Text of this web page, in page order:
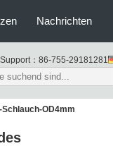
Nachrichten
： 86-755-29181281
OD4mm